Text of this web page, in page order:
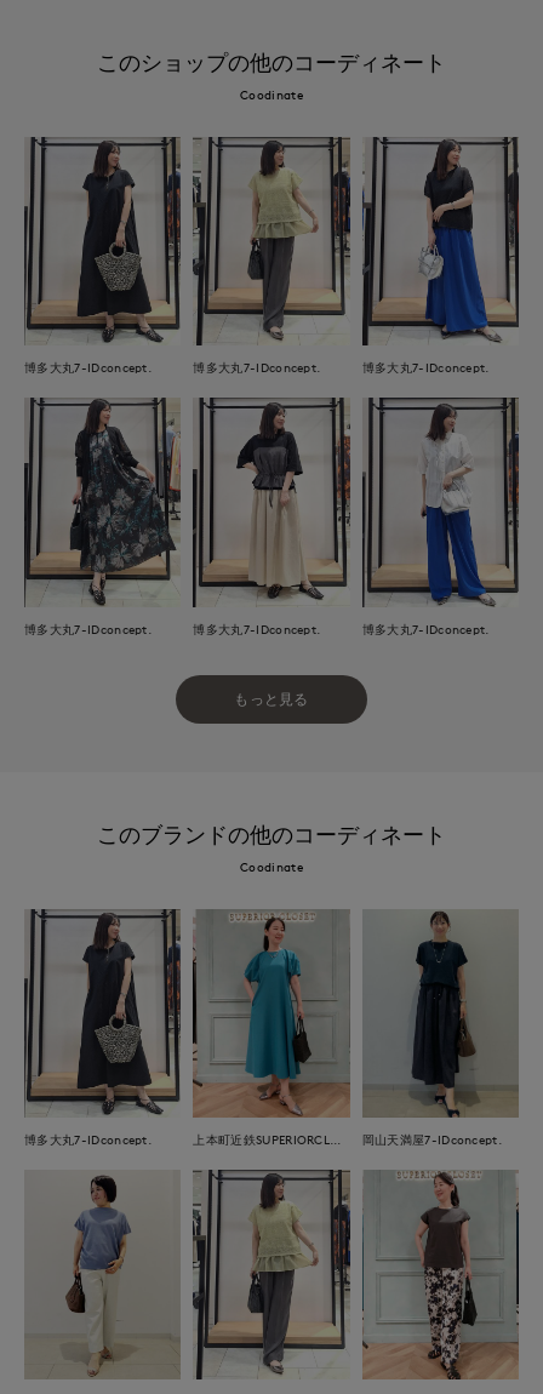
このショップの他のコーディネート
Coodinate
博多大丸7-IDconcept. 博多大丸7-IDconcept. 博多大丸7-IDconcept.
博多大丸7-IDconcept. 博多大丸7-IDconcept. 博多大丸7-IDconcept.
もっと見る
このブランドの他のコーディネート
Coodinate
博多大丸7-IDconcept. 岡山天満屋7-IDconcept.